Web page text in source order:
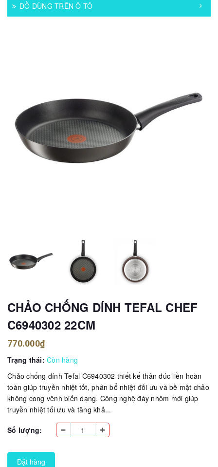
ĐỒ DÙNG TRÊN Ô TÔ
CHẢO CHỐNG DÍNH TEFAL CHEF
C6940302 22CM
770.000₫
Trạng thái: Còn hàng
Chảo chống dính Tefal C6940302 thiết kế thân đúc liền hoàn
toàn giúp truyền nhiệt tốt, phân bổ nhiệt đối ưu và bề mặt chảo
không cong vênh biến dạng. Công nghệ đáy nhôm mới giúp
truyền nhiệt tối ưu và tăng khả...
Số lượng:
Đặt hàng